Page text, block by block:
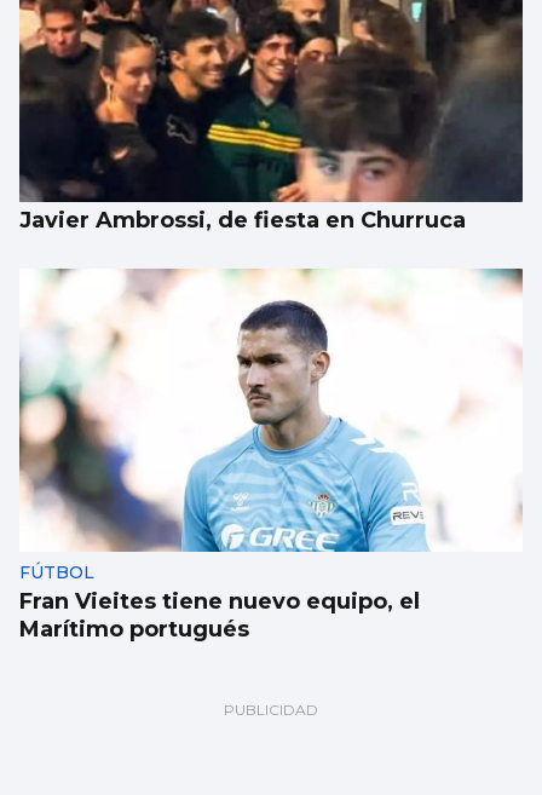
Javier Ambrossi, de fiesta en Churruca
FÚTBOL
Fran Vieites tiene nuevo equipo, el
Marítimo portugués